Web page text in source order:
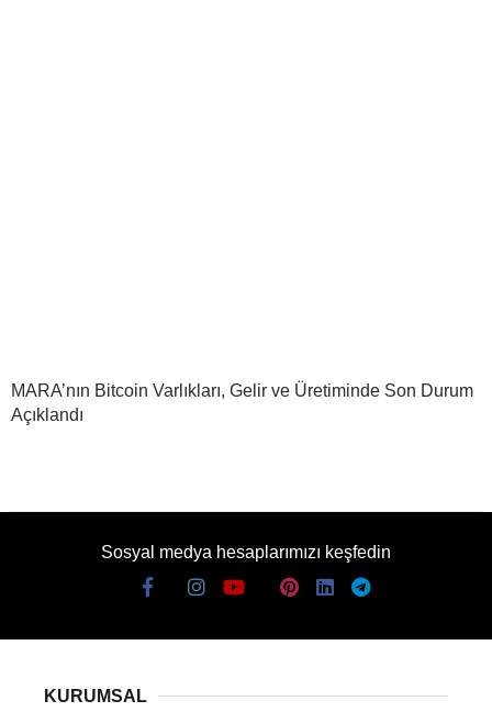
MARA’nın Bitcoin Varlıkları, Gelir ve Üretiminde Son Durum
Açıklandı
Sosyal medya hesaplarımızı keşfedin
KURUMSAL